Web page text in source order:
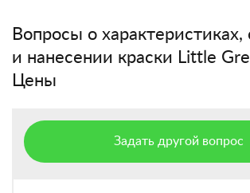
Вопросы о характеристиках,
и нанесении краски Little
Цены
Задать другой вопрос